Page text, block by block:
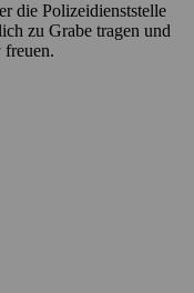
die Polizeidienststelle
zu Grabe tragen und
freuen.